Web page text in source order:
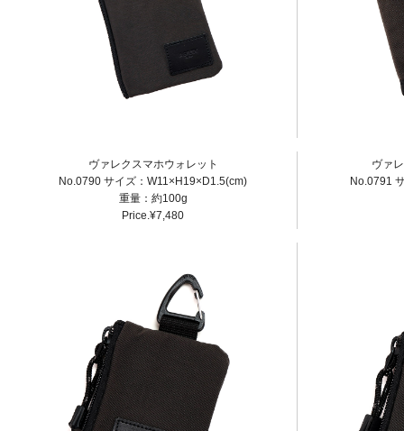
ヴァレクスマホウォレット
No.0790 サイズ：W11×H19×D1.5(cm)
重量：約100g
Price.¥7,480
ヴァ
No.0791